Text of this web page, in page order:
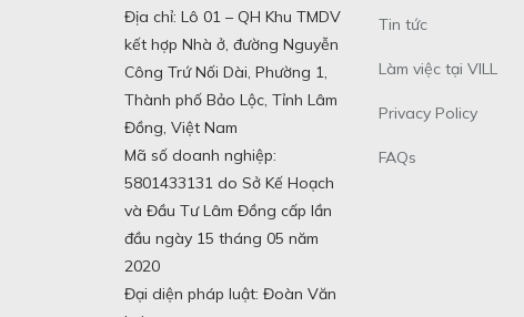
Địa chỉ: Lô 01 – QH Khu TMDV
kết hợp Nhà ở, đường Nguyễn
Công Trứ Nối Dài, Phường 1,
Thành phố Bảo Lộc, Tỉnh Lâm
Đồng, Việt Nam
Mã số doanh nghiệp:
5801433131 do Sở Kế Hoạch
và Đầu Tư Lâm Đồng cấp lần
đầu ngày 15 tháng 05 năm
2020
Đại diện pháp luật: Đoàn Văn
Tin tức
Làm việc tại VILL
Privacy Policy
FAQs